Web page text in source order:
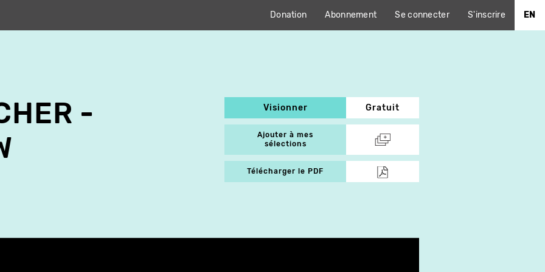
Donation Abonnement Se connecter S'inscrire EN
-
Visionner Gratuit
Ajouter à mes
sélections
Télécharger le PDF